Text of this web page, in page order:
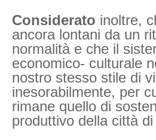
Considerato inoltre,
ancora lontani da un
normalità e che il
economico- culturale
nostro stesso stile di
inesorabilmente, per
rimane quello di
produttivo della città